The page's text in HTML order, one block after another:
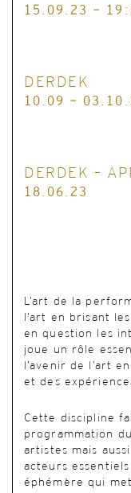
15.09.23 -
DERDEK
10.09 -
DERDEK –
18.06.23
L’art de la
l’art en brisant
en question les
joue un rôle
l’avenir de l’art
et des
Cette discipline
programmation
artistes mais
acteurs
éphémère qui